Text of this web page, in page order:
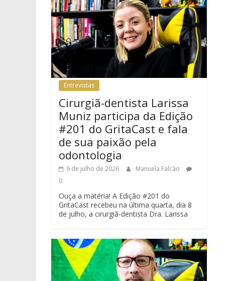
Entrevistas
Cirurgiã-dentista Larissa
Muniz participa da Edição
#201 do GritaCast e fala
de sua paixão pela
odontologia
9 de julho de 2026
Manuela Falcão
0
Ouça a matéria! A Edição #201 do
GritaCast recebeu na última quarta, dia 8
de julho, a cirurgiã-dentista Dra. Larissa